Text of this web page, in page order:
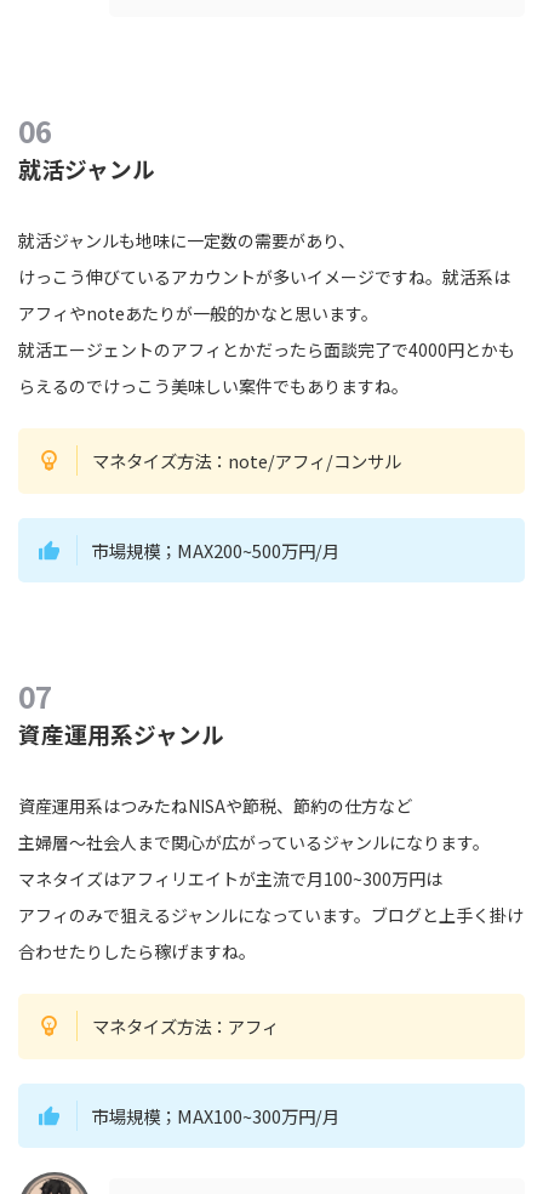
就活ジャンル
就活ジャンルも地味に一定数の需要があり、
けっこう伸びているアカウントが多いイメージですね。就活系は
アフィやnoteあたりが一般的かなと思います。
就活エージェントのアフィとかだったら面談完了で4000円とかも
らえるのでけっこう美味しい案件でもありますね。
マネタイズ方法：note/アフィ/コンサル
市場規模；MAX200~500万円/月
資産運用系ジャンル
資産運用系はつみたねNISAや節税、節約の仕方など
主婦層〜社会人まで関心が広がっているジャンルになります。
マネタイズはアフィリエイトが主流で月100~300万円は
アフィのみで狙えるジャンルになっています。ブログと上手く掛け
合わせたりしたら稼げますね。
マネタイズ方法：アフィ
市場規模；MAX100~300万円/月